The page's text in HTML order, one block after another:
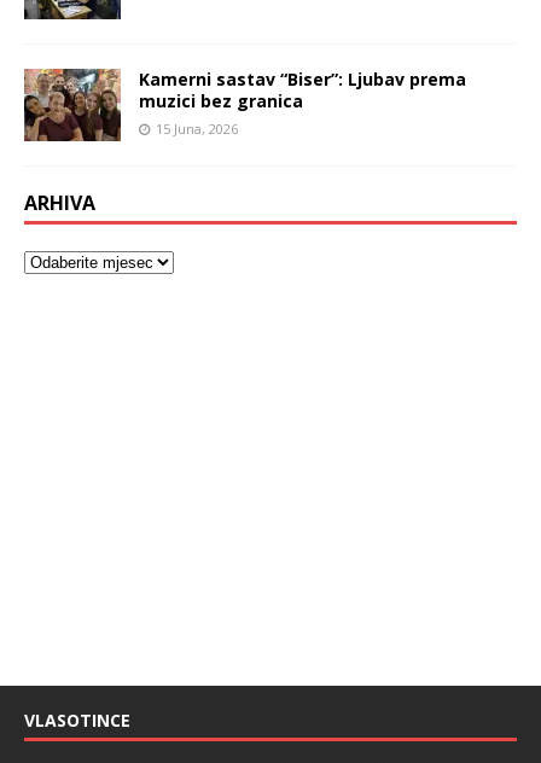
Kamerni sastav “Biser”: Ljubav prema
muzici bez granica
15 Juna, 2026
ARHIVA
VLASOTINCE